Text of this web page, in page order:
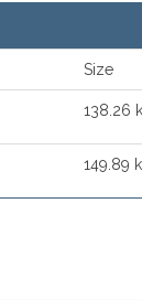
Size
138.26
149.89